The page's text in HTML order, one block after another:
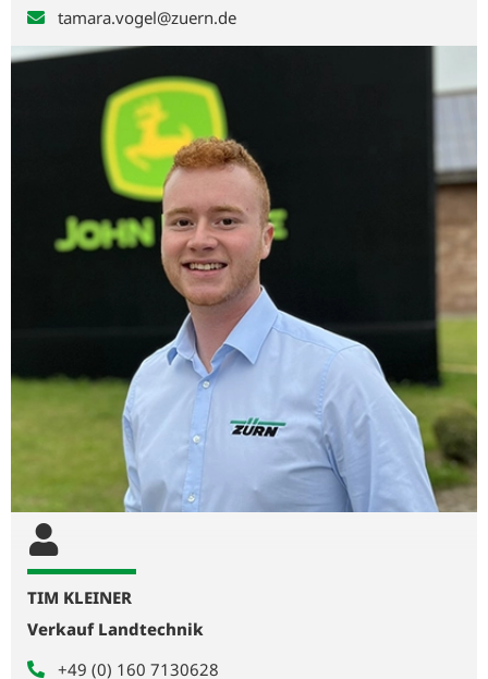
tamara.vogel@zuern.de
TIM KLEINER
Verkauf Landtechnik
+49 (0) 160 7130628